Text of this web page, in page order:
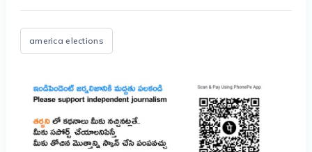
america elections